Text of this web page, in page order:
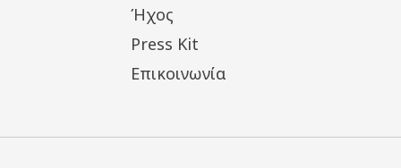
Ήχος
Press Kit
Επικοινωνία